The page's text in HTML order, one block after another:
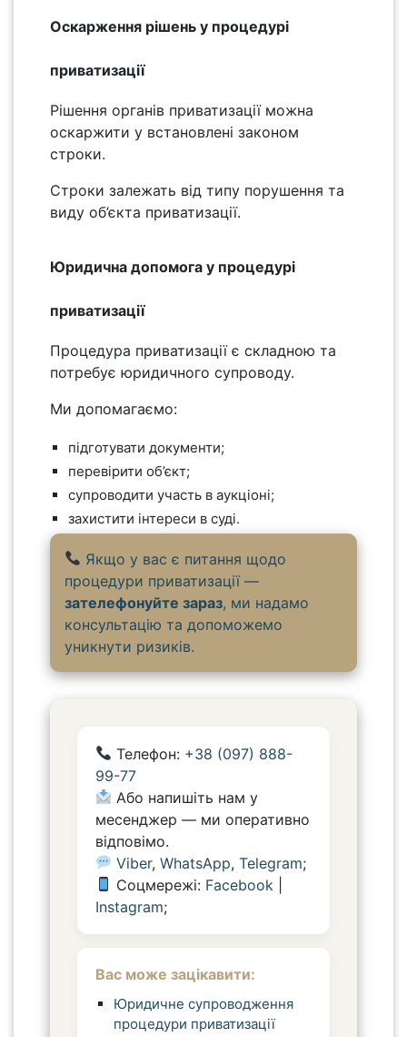
Оскарження рішень у процедурі
приватизації
Рішення органів приватизації можна
оскаржити у встановлені законом
строки.
Строки залежать від типу порушення та
виду об’єкта приватизації.
Юридична допомога у процедурі
приватизації
Процедура приватизації є складною та
потребує юридичного супроводу.
Ми допомагаємо:
підготувати документи;
перевірити об’єкт;
супроводити участь в аукціоні;
захистити інтереси в суді.
Якщо у вас є питання щодо
процедури приватизації —
зателефонуйте зараз, ми надамо
консультацію та допоможемо
уникнути ризиків.
Телефон: +38 (097) 888-
99-77
Або напишіть нам у
месенджер — ми оперативно
відповімо.
Viber,WhatsApp,Telegram;
Соцмережі: Facebook
Instagram;
Вас може зацікавити:
Юридичне супроводження
процедури приватизації